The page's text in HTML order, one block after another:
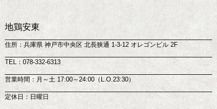
地鶏安東
住所：兵庫県 神戸市中央区 北長狭通 1-3-12 オレゴンビル 2F
TEL：078-332-6313
営業時間：月～土 17:00～24:00（L.O.23:30）
定休日：日曜日